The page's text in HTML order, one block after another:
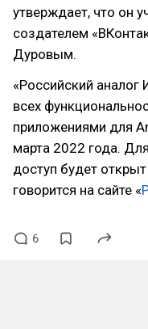
утверждает, что он
создателем
Дуровым.
«Российский аналог
всех
приложениями для
марта 2022 года.
доступ будет
говорится на сайте «
6